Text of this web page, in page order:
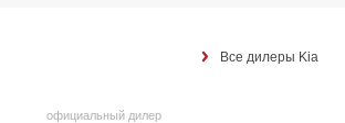
Все дилеры Kia
официальный дилер